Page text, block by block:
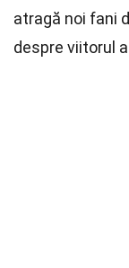
atragă noi fani
despre viitorul